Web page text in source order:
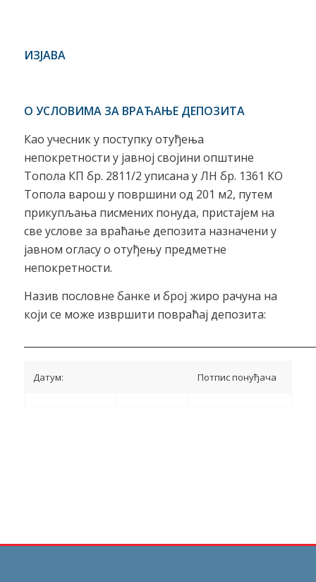
ИЗЈАВА
О УСЛОВИМА ЗА ВРАЋАЊЕ ДЕПОЗИТА
Као учесник у поступку отуђења
непокретности у јавној својини општине
Топола КП бр. 2811/2 уписана у ЛН бр. 1361 КО
Топола варош у површини од 201 м2, путем
прикупљања писмених понуда, пристајем на
све услове за враћање депозита назначени у
јавном огласу о отуђењу предметне
непокретности.
Назив пословне банке и број жиро рачуна на
који се може извршити повраћај депозита:
Датум: Потпис понуђача